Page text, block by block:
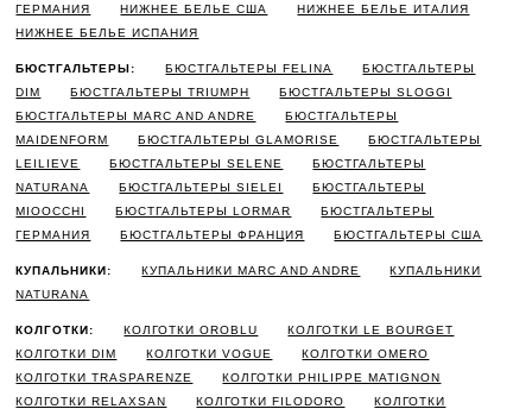
ГЕРМАНИЯ
НИЖНЕЕ БЕЛЬЕ США
НИЖНЕЕ БЕЛЬЕ ИТАЛИЯ
НИЖНЕЕ БЕЛЬЕ ИСПАНИЯ
БЮСТГАЛЬТЕРЫ: БЮСТГАЛЬТЕРЫ FELINA
БЮСТГАЛЬТЕРЫ
DIM
БЮСТГАЛЬТЕРЫ TRIUMPH
БЮСТГАЛЬТЕРЫ SLOGGI
БЮСТГАЛЬТЕРЫ MARC AND ANDRE
БЮСТГАЛЬТЕРЫ
MAIDENFORM
БЮСТГАЛЬТЕРЫ GLAMORISE
БЮСТГАЛЬТЕРЫ
LEILIEVE
БЮСТГАЛЬТЕРЫ SELENE
БЮСТГАЛЬТЕРЫ
NATURANA
БЮСТГАЛЬТЕРЫ SIELEI
БЮСТГАЛЬТЕРЫ
MIOOCCHI
БЮСТГАЛЬТЕРЫ LORMAR
БЮСТГАЛЬТЕРЫ
ГЕРМАНИЯ
БЮСТГАЛЬТЕРЫ ФРАНЦИЯ БЮСТГАЛЬТЕРЫ США
КУПАЛЬНИКИ: КУПАЛЬНИКИ MARC AND ANDRE
КУПАЛЬНИКИ
NATURANA
КОЛГОТКИ: КОЛГОТКИ OROBLU
КОЛГОТКИ LE BOURGET
КОЛГОТКИ DIM
КОЛГОТКИ VOGUE
КОЛГОТКИ OMERO
КОЛГОТКИ TRASPARENZE
КОЛГОТКИ PHILIPPE MATIGNON
КОЛГОТКИ RELAXSAN
КОЛГОТКИ FILODORO
КОЛГОТКИ